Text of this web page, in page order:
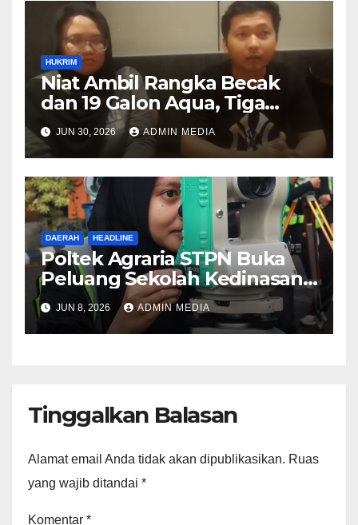
HUKRIM
Niat Ambil Rangka Becak
dan 19 Galon Aqua, Tiga
Warga Medan Mengaku
Dianiaya di Kantor PT CIP
JUN 30, 2026 ADMIN MEDIA
DAERAH HEADLINE
Poltek Agraria STPN Buka
Peluang Sekolah Kedinasan,
Jaring Generasi Muda yang
Berminat di Bidang
Agraria/Pertanahan dan Tata
JUN 8, 2026 ADMIN MEDIA
Tinggalkan Balasan
Alamat email Anda tidak akan dipublikasikan. Ruas
yang wajib ditandai *
Komentar *